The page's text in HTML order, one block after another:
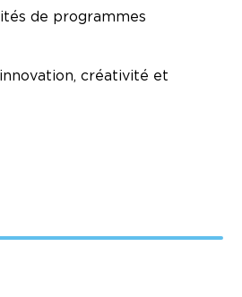
de programmes
créativité et